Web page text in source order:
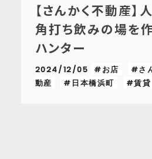
【さんかく不動産】
角打ち飲みの場を
ハンター
2024/12/05 #お店 #さ
動産
#日本橋浜町 #賃貸